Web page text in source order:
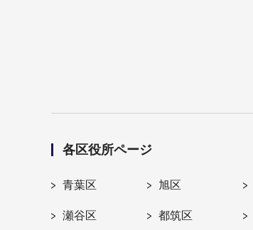
各区役所ページ
青葉区 旭区
瀬谷区 都筑区